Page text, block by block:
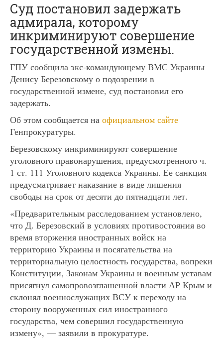
Суд постановил задержать
адмирала, которому
инкриминируют совершение
государственной измены.
ГПУ сообщила экс-командующему ВМС Украины
Денису Березовскому о подозрении в
государственной измене, суд постановил его
задержать.
Об этом сообщается на официальном сайте
Генпрокуратуры.
Березовскому инкриминируют совершение
уголовного правонарушения, предусмотренного ч.
1 ст. 111 Уголовного кодекса Украины. Ее санкция
предусматривает наказание в виде лишения
свободы на срок от десяти до пятнадцати лет.
«Предварительным расследованием установлено,
что Д. Березовский в условиях противостояния во
время вторжения иностранных войск на
территорию Украины и посягательства на
территориальную целостность государства, вопреки
Конституции, Законам Украины и военным уставам
присягнул самопровозглашенной власти АР Крым и
склонял военнослужащих ВСУ к переходу на
сторону вооруженных сил иностранного
государства, чем совершил государственную
измену», — заявили в прокуратуре.